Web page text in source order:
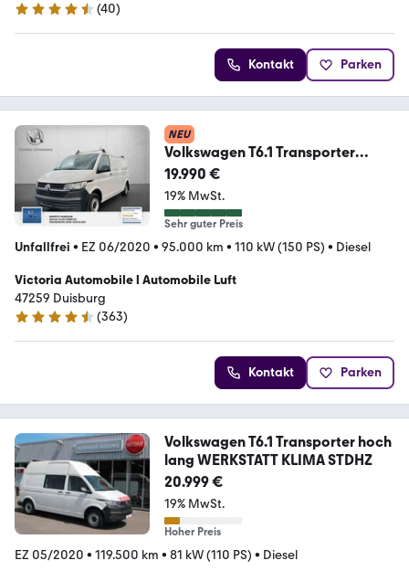
4.7 Sterne
(40)
Kontakt Parken
NEU
Volkswagen T6.1 Transporter
Kasten 1 Hand. AHK.Automatik. F
19.990 €
19% MwSt.
Sehr guter Preis
Unfallfrei • EZ 06/2020 • 95.000 km • 110 kW (150 PS) • Diesel
Victoria Automobile l Automobile Luft
47259 Duisburg
4.7 Sterne
(363)
Kontakt Parken
Volkswagen T6.1 Transporter hoch
lang WERKSTATT KLIMA STDHZ
20.999 €
19% MwSt.
Hoher Preis
EZ 05/2020 • 119.500 km • 81 kW (110 PS) • Diesel